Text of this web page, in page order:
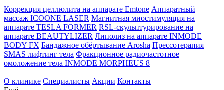
Коррекция целлюлита на аппарате Emtone Аппаратный
массаж ICOONE LASER Магнитная миостимуляция на
аппарате TESLA FORMER RSL-скульптурирование на
аппарате BEAUTYLIZER Липолиз на аппарате INMODE
BODY FX Бандажное обёртывание Arosha Прессотерапия
SMAS лифтинг тела Фракционное радиочастотное
омоложение тела INMODE MORPHEUS 8
О клинике Специалисты Акции Контакты